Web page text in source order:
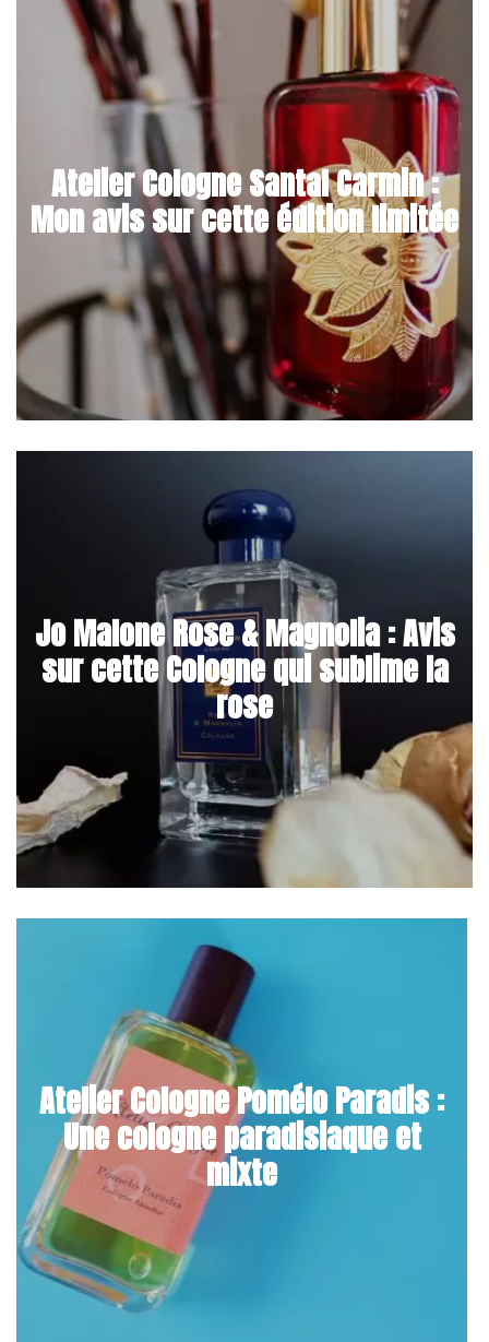
Atelier Cologne Santal Carmin :
Mon avis sur cette édition limitée
Jo Malone Rose & Magnolia : Avis
sur cette Cologne qui sublime la
rose
Atelier Cologne Pomélo Paradis :
Une cologne paradisiaque et
mixte